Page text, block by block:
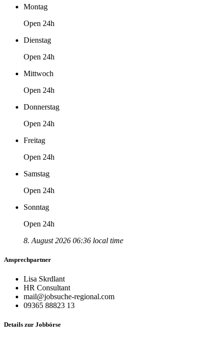
Montag
Open 24h
Dienstag
Open 24h
Mittwoch
Open 24h
Donnerstag
Open 24h
Freitag
Open 24h
Samstag
Open 24h
Sonntag
Open 24h
8. August 2026 06:36 local time
Ansprechpartner
Lisa Skrdlant
HR Consultant
mail@jobsuche-regional.com
09365 88823 13
Details zur Jobbörse